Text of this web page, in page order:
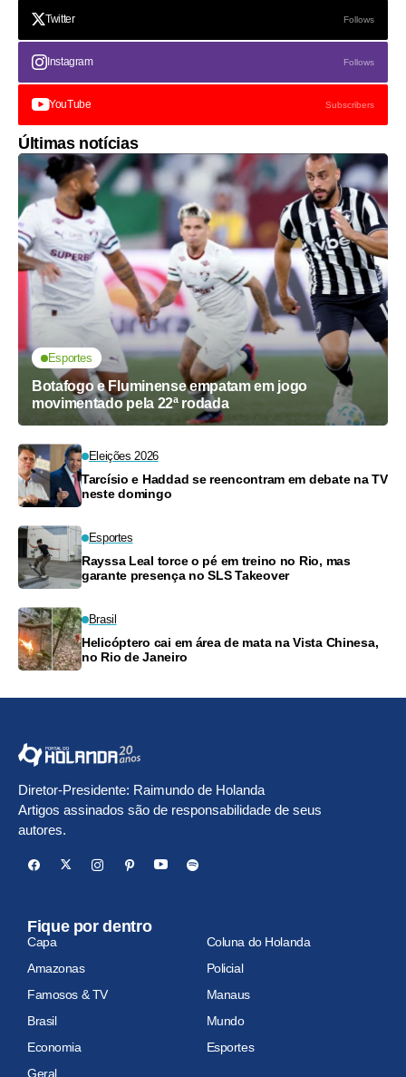
Twitter Follows
Instagram Follows
YouTube Subscribers
Últimas notícias
Esportes
Botafogo e Fluminense empatam em jogo
movimentado pela 22ª rodada
Eleições 2026
Tarcísio e Haddad se reencontram em debate na TV
neste domingo
Esportes
Rayssa Leal torce o pé em treino no Rio, mas
garante presença no SLS Takeover
Brasil
Helicóptero cai em área de mata na Vista Chinesa,
no Rio de Janeiro
Diretor-Presidente: Raimundo de Holanda
Artigos assinados são de responsabilidade de seus
autores.
Fique por dentro
Capa
Coluna do Holanda
Amazonas
Policial
Famosos & TV
Manaus
Brasil
Mundo
Economia
Esportes
Geral